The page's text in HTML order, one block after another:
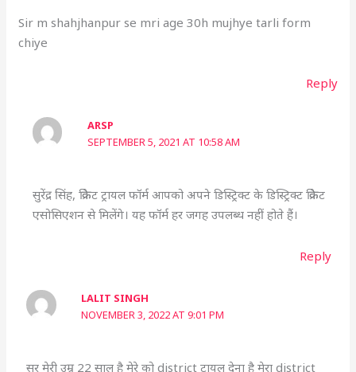
Sir m shahjhanpur se mri age 30h mujhye tarli form
chiye
Reply
ARSP
SEPTEMBER 5, 2021 AT 10:58 AM
सुरेंद्र सिंह, क्रिकेट ट्रायल फॉर्म आपको अपने डिस्ट्रिक्ट के डिस्ट्रिक्ट क्रिकेट
एसोसिएशन से मिलेंगे। यह फॉर्म हर जगह उपलब्ध नहीं होते हैं।
Reply
LALIT SINGH
NOVEMBER 3, 2022 AT 9:01 PM
सर मेरी उम्र 22 साल है मेरे को district ट्रायल देना है मेरा district